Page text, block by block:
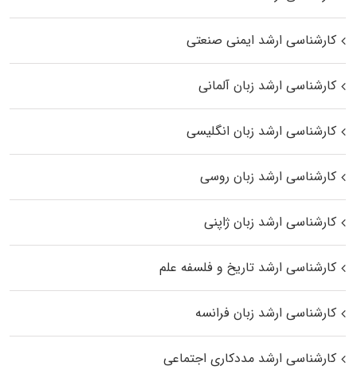
کارشناسی ارشد ایمنی صنعتی
کارشناسی ارشد زبان آلمانی
کارشناسی ارشد زبان انگلیسی
کارشناسی ارشد زبان روسی
کارشناسی ارشد زبان ژاپنی
کارشناسی ارشد تاریخ و فلسفه علم
کارشناسی ارشد زبان فرانسه
کارشناسی ارشد مددکاری اجتماعی